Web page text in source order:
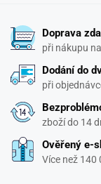
Doprava
při nákupu
Dodání do
při
zboží do 14
Ověřený e-
Více než 140